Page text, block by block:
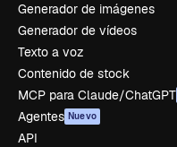
Generador de imágenes
Generador de vídeos
Texto a voz
Contenido de stock
MCP para Claude/ChatGPT
Agentes Nuevo
API